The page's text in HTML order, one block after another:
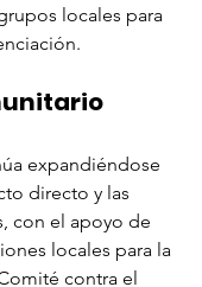
locales para
expandiéndose
directo y las
con el apoyo de
locales para la
contra el